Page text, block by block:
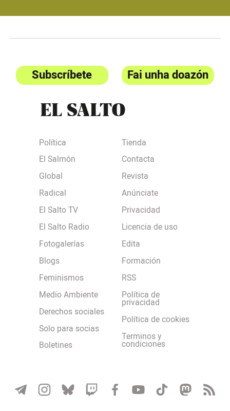
Subscríbete Fai unha doazón
Política
El Salmón
Global
Radical
El Salto TV
El Salto Radio
Fotogalerías
Blogs
Feminismos
Medio Ambiente
Derechos sociales
Solo para socias
Boletines
Tienda
Contacta
Revista
Anúnciate
Privacidad
Licencia de uso
Edita
Formación
RSS
Política de
privacidad
Política de cookies
Terminos y
condiciones